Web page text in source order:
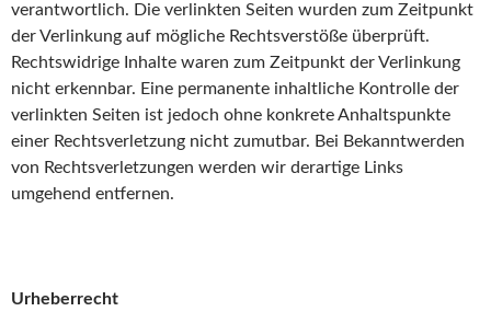
verantwortlich. Die verlinkten Seiten wurden zum Zeitpunkt
der Verlinkung auf mögliche Rechtsverstöße überprüft.
Rechtswidrige Inhalte waren zum Zeitpunkt der Verlinkung
nicht erkennbar. Eine permanente inhaltliche Kontrolle der
verlinkten Seiten ist jedoch ohne konkrete Anhaltspunkte
einer Rechtsverletzung nicht zumutbar. Bei Bekanntwerden
von Rechtsverletzungen werden wir derartige Links
umgehend entfernen.
Urheberrecht